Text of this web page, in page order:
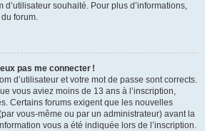
d’utilisateur souhaité. Pour plus d’informations,
forum.
pas me connecter !
d’utilisateur et votre mot de passe sont corrects.
vous aviez moins de 13 ans à l’inscription,
Certains forums exigent que les nouvelles
vous-même ou par un administrateur) avant la
vous a été indiquée lors de l’inscription.